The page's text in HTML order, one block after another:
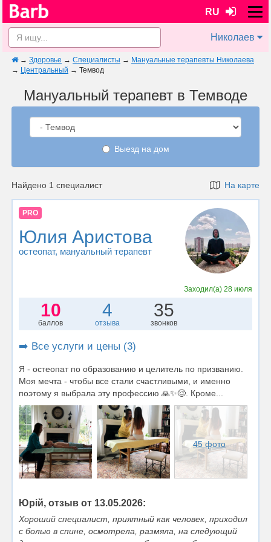
RU
Николаев
→ Здоровье → Специалисты → Мануальные терапевты Николаева
→ Центральный → Темвод
Мануальный терапевт в Темводе
Выезд на дом
Найдено 1 специалист На карте
PRO
Юлия Аристова
остеопат, мануальный терапевт
Заходил(а) 28 июля
10
баллов
4
отзыва
35
звонков
➡️ Все услуги и цены (3)
Я - остеопат по образованию и целитель по призванию.
Моя мечта - чтобы все стали счастливыми, и именно
поэтому я выбрала эту профессию 🙏✨😌. Кроме...
45 фото
Юрій, отзыв от 13.05.2026:
Хороший специалист, приятный как человек, приходил
с болью в спине, осмотрела, размяла, на следующий